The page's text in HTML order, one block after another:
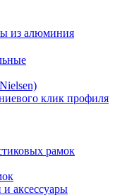
из алюминия
клик профиля
рамок
аксессуары